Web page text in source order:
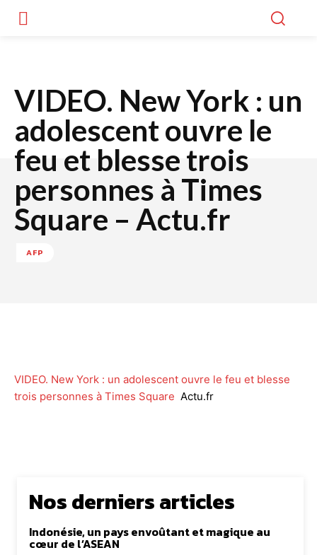
VIDEO. New York : un
adolescent ouvre le
feu et blesse trois
personnes à Times
Square – Actu.fr
AFP
VIDEO. New York : un adolescent ouvre le feu et blesse
trois personnes à Times Square Actu.fr
Nos derniers articles
Indonésie, un pays envoûtant et magique au
cœur de l’ASEAN